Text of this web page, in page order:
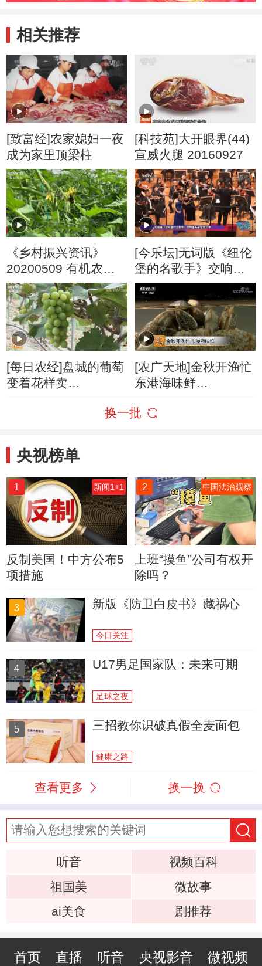
相关推荐
[致富经]农家媳妇一夜
成为家里顶梁柱
[科技苑]大开眼界(44)
宣威火腿 20160927
《乡村振兴资讯》
20200509 有机农业
与绿色发展
[今乐坛]无词版《纽伦
堡的名歌手》交响音
乐会在京上演
[每日农经]盘城的葡萄
变着花样卖
[农广天地]金秋开渔忙
东港海味鲜
换一批
央视榜单
1 新闻1+1
反制美国！中方公布5
项措施
2 中国法治观察
上班“摸鱼”公司有权开
除吗？
3 新版《防卫白皮书》藏祸心
今日关注
4 U17男足国家队：未来可期
足球之夜
5 三招教你识破真假全麦面包
健康之路
查看更多 换一换
听音
视频百科
祖国美
微故事
ai美食
剧推荐
首页 直播 听音 央视影音 微视频